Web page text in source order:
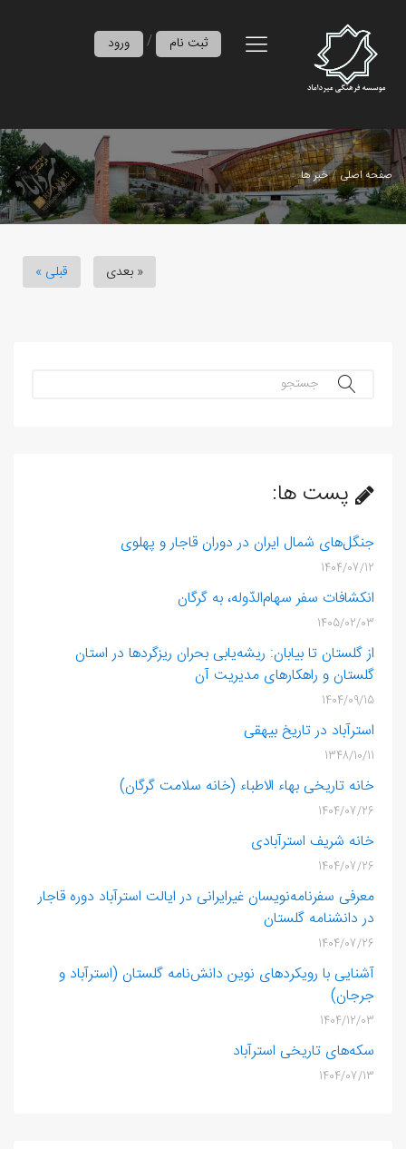
ورود / ثبت نام
صفحه اصلی خبر ها
« قبلی بعدی »
جستجو...
پست ها:
جنگل‌های شمال ایران در دوران قاجار و پهلوی
1404/07/12
انکشافات سفر سهام‌الدّوله، به گرگان
1405/02/03
از گلستان تا بیابان: ریشه‌یابی بحران ریزگردها در استان
گلستان و راهکارهای مدیریت آن
1404/09/15
استرآباد در تاریخ بیهقی
1348/10/11
خانه تاریخی بهاء الاطباء (خانه سلامت گرگان)
1404/07/26
خانه شریف‌ استرآبادی
1404/07/26
معرفی سفرنامه‌نویسان غیرایرانی در ایالت استرآباد دوره قاجار
در دانشنامه گلستان
1404/07/26
آشنایی با رویکردهای نوین دانش‌نامه گلستان (استرآباد و
جرجان)
1404/12/03
سکه‌های تاریخی استرآباد
1404/07/13